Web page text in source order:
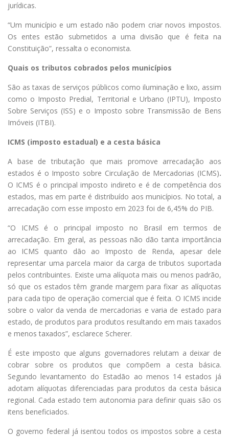
jurídicas.
“Um município e um estado não podem criar novos impostos.
Os entes estão submetidos a uma divisão que é feita na
Constituição”, ressalta o economista.
Quais os tributos cobrados pelos municípios
São as taxas de serviços públicos como iluminação e lixo, assim
como o Imposto Predial, Territorial e Urbano (IPTU), Imposto
Sobre Serviços (ISS) e o Imposto sobre Transmissão de Bens
Imóveis (ITBI).
ICMS (imposto estadual) e a cesta básica
A base de tributação que mais promove arrecadação aos
estados é o Imposto sobre Circulação de Mercadorias (ICMS).
O ICMS é o principal imposto indireto e é de competência dos
estados, mas em parte é distribuído aos municípios. No total, a
arrecadação com esse imposto em 2023 foi de 6,45% do PIB.
“O ICMS é o principal imposto no Brasil em termos de
arrecadação. Em geral, as pessoas não dão tanta importância
ao ICMS quanto dão ao Imposto de Renda, apesar dele
representar uma parcela maior da carga de tributos suportada
pelos contribuintes. Existe uma alíquota mais ou menos padrão,
só que os estados têm grande margem para fixar as alíquotas
para cada tipo de operação comercial que é feita. O ICMS incide
sobre o valor da venda de mercadorias e varia de estado para
estado, de produtos para produtos resultando em mais taxados
e menos taxados”, esclarece Scherer.
É este imposto que alguns governadores relutam a deixar de
cobrar sobre os produtos que compõem a cesta básica.
Segundo levantamento do Estadão ao menos 14 estados já
adotam alíquotas diferenciadas para produtos da cesta básica
regional. Cada estado tem autonomia para definir quais são os
itens beneficiados.
O governo federal já isentou todos os impostos sobre a cesta